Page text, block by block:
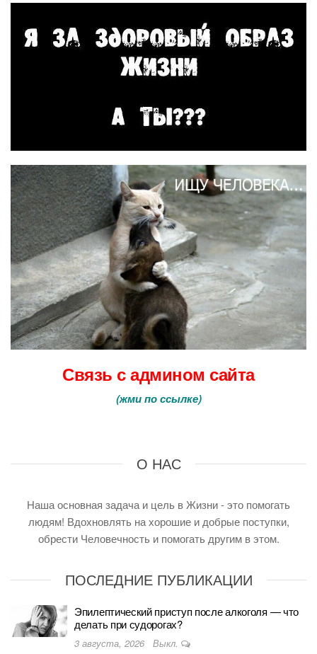
Связь с админом сайта
(жми по ссылке)
О НАС
Наша основная задача и цель в Жизни - это помогать
людям! Вдохновлять на хорошие и добрые поступки,
обрести Человечность и помогать другим в этом.
ПОСЛЕДНИЕ ПУБЛИКАЦИИ
Эпилептический приступ после алкоголя — что
делать при судорогах?
3 августа, 2026 Выкл.